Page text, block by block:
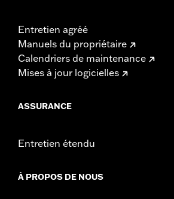
Entretien agréé
Manuels du propriétaire
Calendriers de maintenance
Mises à jour logicielles
ASSURANCE
Entretien étendu
À PROPOS DE NOUS